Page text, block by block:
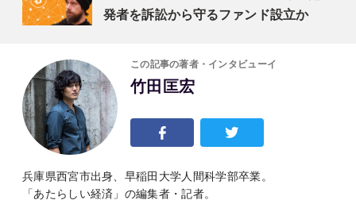
発者を訴訟から守るファンド設立か
この記事の著者・インタビューイ
竹田匡宏
兵庫県西宮市出身、早稲田大学人間科学部卒業。
「あたらしい経済」の編集者・記者。